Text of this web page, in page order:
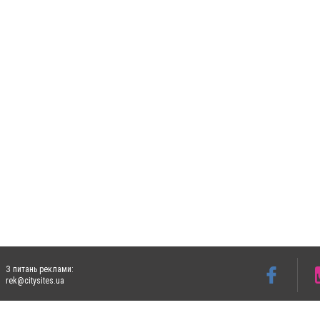
З питань реклами:
rek@citysites.ua